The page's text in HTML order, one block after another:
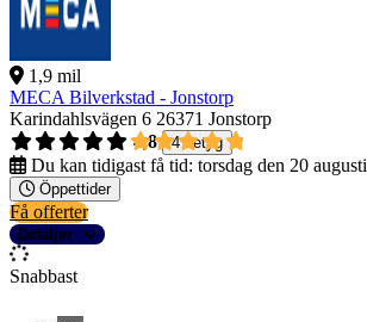
1,9 mil
MECA Bilverkstad - Jonstorp
Karindahlsvägen 6 26371 Jonstorp
4,8
4 betyg
Du kan tidigast få tid: torsdag den 20 augusti
Öppettider
Få offerter
Detaljer
Snabbast